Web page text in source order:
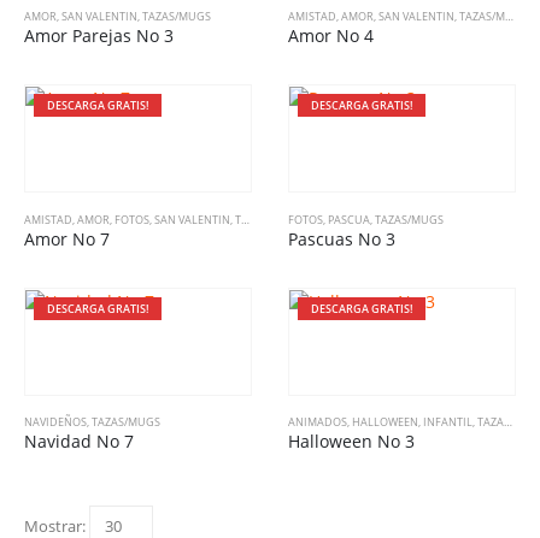
AMOR,SAN VALENTIN,TAZAS/MUGS
Amor Parejas No 3
AMISTAD,AMOR,SAN VALENTIN,TAZAS/MUGS
Amor No 4
DESCARGA GRATIS!
AMISTAD AMOR FOTOS SAN VALENTIN TAZAS/MUGS
Amor No 7
DESCARGA GRATIS!
FOTOS PASCUA TAZAS/MUGS
Pascuas No 3
DESCARGA GRATIS!
NAVIDEÑOS,TAZAS/MUGS
Navidad No 7
DESCARGA GRATIS!
ANIMADOS, HALLOWEEN, INFANTIL,TAZAS/MUGS
Halloween No 3
Mostrar: